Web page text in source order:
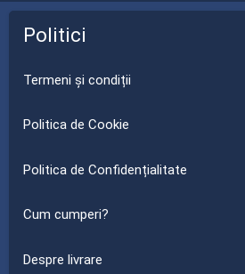
Politici
Termeni și condiții
Politica de Cookie
Politica de Confidențialitate
Cum cumperi?
Despre livrare